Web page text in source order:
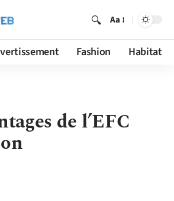
Aa
Fashion Habitat
de l’EFC